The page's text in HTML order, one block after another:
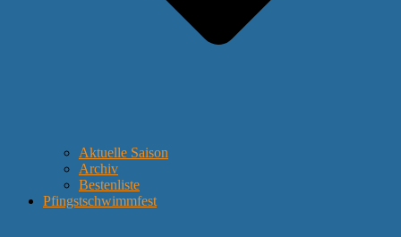
Aktuelle Saison
Archiv
Bestenliste
Pfingstschwimmfest